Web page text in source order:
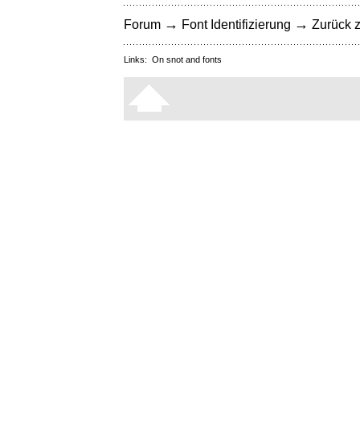
Forum → Font Identifizierung → Zurück
Links: On snot and fonts